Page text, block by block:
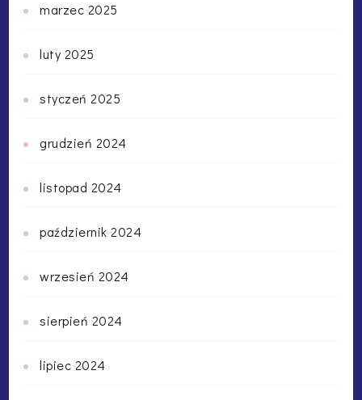
marzec 2025
luty 2025
styczeń 2025
grudzień 2024
listopad 2024
październik 2024
wrzesień 2024
sierpień 2024
lipiec 2024